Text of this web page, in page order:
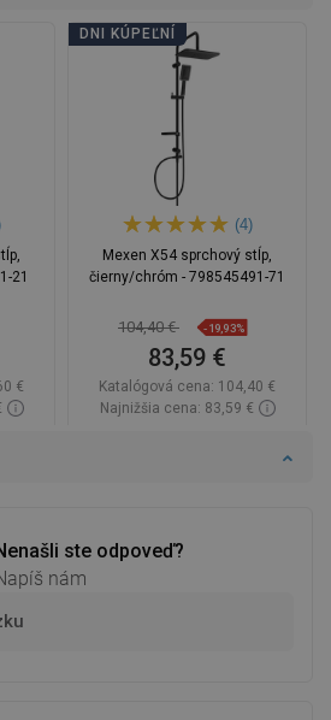
ste odpoveď?
nám
21
€
DNI KÚPEĽNÍ
(4)
Mexen X54 sprchový stĺp,
čierny/chróm - 798545491-71
104,40 € -19,93%
83,59 €
Katalógová cena: 104,40 €
Najnižšia cena: 83,59 €